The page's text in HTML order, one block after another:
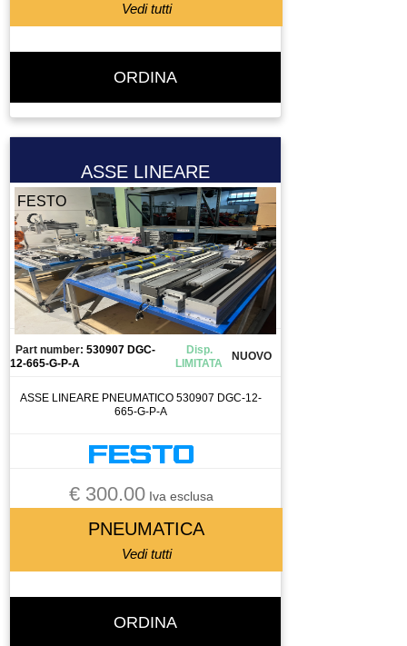
SEMAFORO
SEMICONDUTTORE
SENSORE DI FLUSSO
SERBATOIO
SISTEMA DI SERREGGIO
SISTEMA DI VISIONE
SONDA
SORGENTE LASER
STOPPER
STRUMENTO DI MISURA
TASTIERA
TAVOLA GIREVOLE
TELECOMANDO
TERMOSTATO
TOOL CHANGE
Vedi tutti
ORDINA
ASSE LINEARE
FESTO
Part number: 530907 DGC-
12-665-G-P-A
Disp.
LIMITATA
NUOVO
ASSE LINEARE PNEUMATICO 530907 DGC-12-
665-G-P-A
€ 300.00Iva esclusa
PNEUMATICA
Vedi tutti
ORDINA